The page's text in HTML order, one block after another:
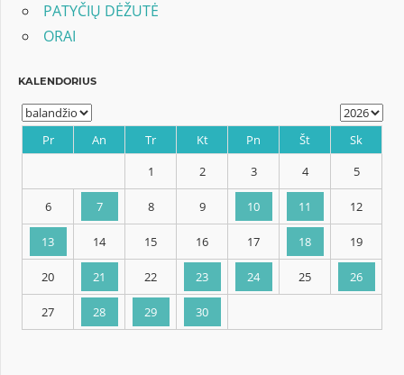
PATYČIŲ DĖŽUTĖ
ORAI